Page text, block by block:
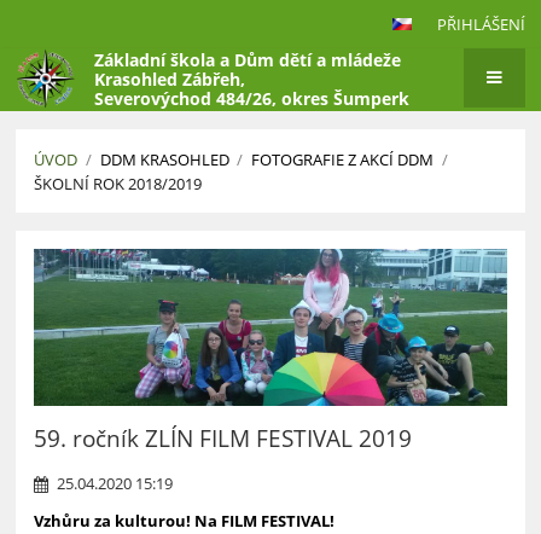
PŘIHLÁŠENÍ
Základní škola a Dům dětí a mládeže
Krasohled Zábřeh,
Severovýchod 484/26, okres Šumperk
ÚVOD / DDM KRASOHLED / FOTOGRAFIE Z AKCÍ DDM /
ŠKOLNÍ ROK 2018/2019
Školní
rok
2018/2019
59. ročník ZLÍN FILM FESTIVAL 2019
25.04.2020 15:19
Vzhůru za kulturou! Na FILM FESTIVAL!